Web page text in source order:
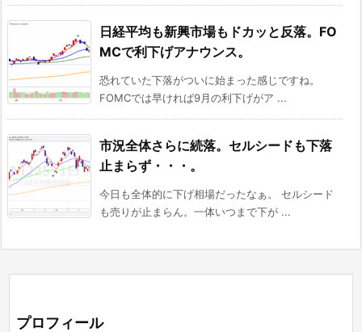
日経平均も新興市場もドカッと反落。FO
MCで利下げアナウンス。
恐れていた下落がついに始まった感じですね。
FOMCでは早ければ9月の利下げがア ...
市況全体さらに続落。セルシードも下落
止まらず・・・。
今日も全体的に下げ相場だったなぁ。 セルシード
も売りが止まらん。一体いつまで下が ...
プロフィール